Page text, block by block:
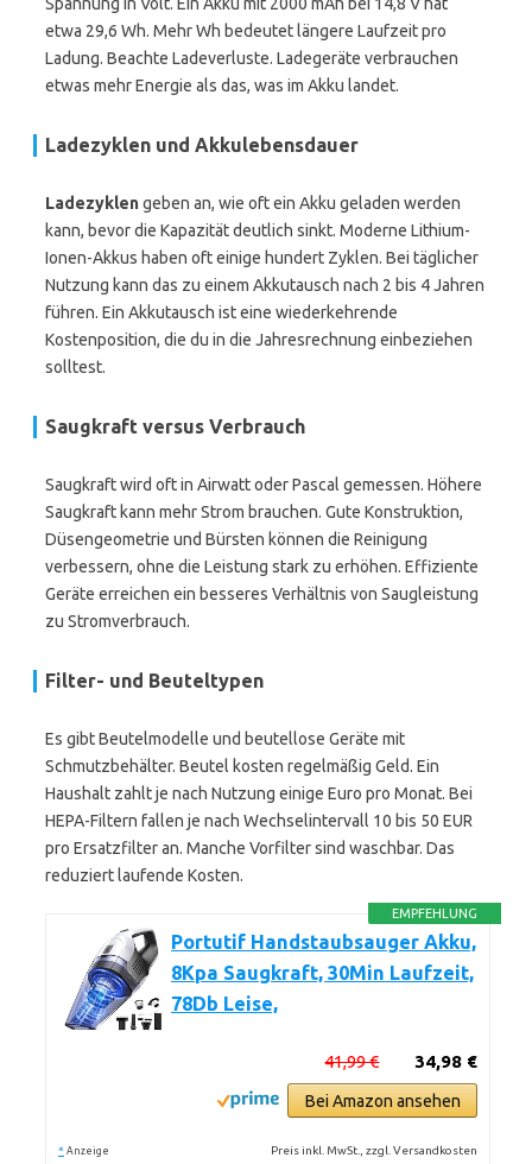
etwa 29,6 Wh. Mehr Wh bedeutet längere Laufzeit pro
Ladung. Beachte Ladeverluste. Ladegeräte verbrauchen
etwas mehr Energie als das, was im Akku landet.
Ladezyklen und Akkulebensdauer
Ladezyklengeben an, wie oft ein Akku geladen werden
kann, bevor die Kapazität deutlich sinkt. Moderne Lithium-
Ionen-Akkus haben oft einige hundert Zyklen. Bei täglicher
Nutzung kann das zu einem Akkutausch nach 2 bis 4 Jahren
führen. Ein Akkutausch ist eine wiederkehrende
Kostenposition, die du in die Jahresrechnung einbeziehen
solltest.
Saugkraft versus Verbrauch
Saugkraft wird oft in Airwatt oder Pascal gemessen. Höhere
Saugkraft kann mehr Strom brauchen. Gute Konstruktion,
Düsengeometrie und Bürsten können die Reinigung
verbessern, ohne die Leistung stark zu erhöhen. Effiziente
Geräte erreichen ein besseres Verhältnis von Saugleistung
zu Stromverbrauch.
Filter- und Beuteltypen
Es gibt Beutelmodelle und beutellose Geräte mit
Schmutzbehälter. Beutel kosten regelmäßig Geld. Ein
Haushalt zahlt je nach Nutzung einige Euro pro Monat. Bei
HEPA-Filtern fallen je nach Wechselintervall 10 bis 50 EUR
pro Ersatzfilter an. Manche Vorfilter sind waschbar. Das
reduziert laufende Kosten.
EMPFEHLUNG
Portutif Handstaubsauger Akku,
8Kpa Saugkraft, 30Min Laufzeit,
78Db Leise,
34,98 €
41,99 €
Bei Amazon ansehen
* Anzeige Preis inkl. MwSt., zzgl. Versandkosten